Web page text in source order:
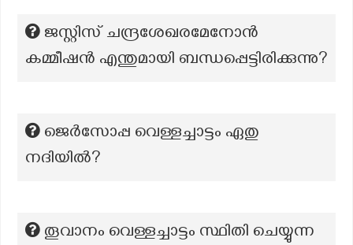
ജസ്റ്റിസ് ചന്ദ്രശേഖരമേനോൻ
കമ്മീഷൻ എന്തുമായി ബന്ധപ്പെട്ടിരിക്കുന്നു?
ജെർസോപ്പ വെള്ളച്ചാട്ടം ഏതു
നദിയിൽ?
തൂവാനം വെള്ളച്ചാട്ടം സ്ഥിതി ചെയ്യുന്ന